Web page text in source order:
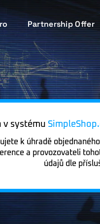
Partnership Offer
v systému
k úhradě
a provozovateli
údajů dle